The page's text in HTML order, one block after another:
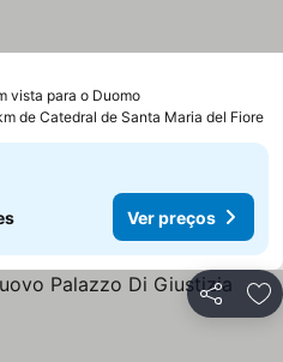
vista para o Duomo
de Catedral de Santa Maria del Fiore
Ver preços
Partilhar